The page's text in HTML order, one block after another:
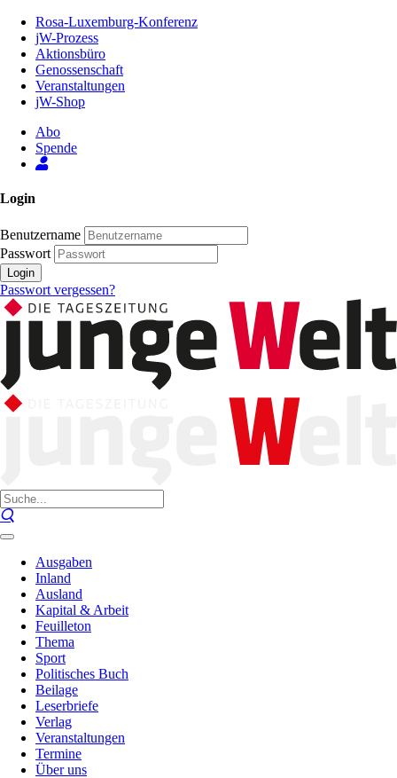
Inhalt
Seite
Rosa-Luxemburg-Konferenz
jW-Prozess
Aktionsbüro
Genossenschaft
Veranstaltungen
jW-Shop
Abo
Spende
Login
Benutzername
Passwort
Login
Passwort vergessen?
Ausgaben
Inland
Ausland
Kapital & Arbeit
Feuilleton
Thema
Sport
Politisches Buch
Beilage
Leserbriefe
Verlag
Veranstaltungen
Termine
Über uns